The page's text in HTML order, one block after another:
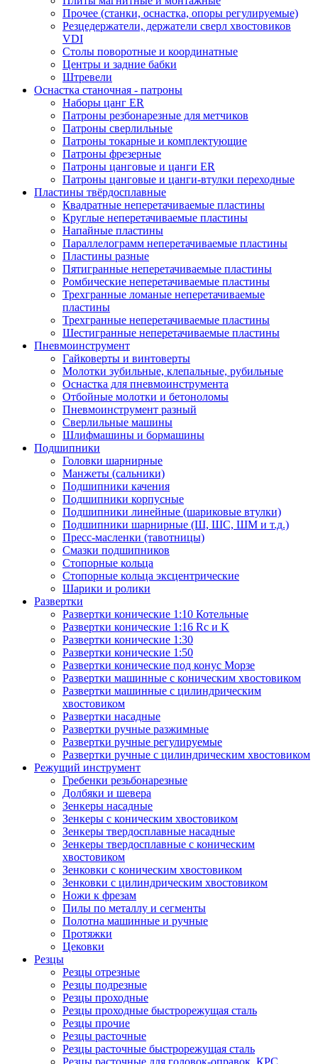
Прочее (станки, оснастка, опоры регулируемые)
Резцедержатели, держатели сверл хвостовиков
VDI
Столы поворотные и координатные
Центры и задние бабки
Штревели
Оснастка станочная - патроны
Наборы цанг ER
Патроны резбонарезные для метчиков
Патроны сверлильные
Патроны токарные и комплектующие
Патроны фрезерные
Патроны цанговые и цанги ER
Патроны цанговые и цанги-втулки переходные
Пластины твёрдосплавные
Квадратные неперетачиваемые пластины
Круглые неперетачиваемые пластины
Напайные пластины
Параллелограмм неперетачиваемые пластины
Пластины разные
Пятигранные неперетачиваемые пластины
Ромбические неперетачиваемые пластины
Трехгранные ломаные неперетачиваемые
пластины
Трехгранные неперетачиваемые пластины
Шестигранные неперетачиваемые пластины
Пневмоинструмент
Гайковерты и винтоверты
Молотки зубильные, клепальные, рубильные
Оснастка для пневмоинструмента
Отбойные молотки и бетоноломы
Пневмоинструмент разный
Сверлильные машины
Шлифмашины и бормашины
Подшипники
Головки шарнирные
Манжеты (сальники)
Подшипники качения
Подшипники корпусные
Подшипники линейные (шариковые втулки)
Подшипники шарнирные (Ш, ШС, ШМ и т.д.)
Пресс-масленки (тавотницы)
Смазки подшипников
Стопорные кольца
Стопорные кольца эксцентрические
Шарики и ролики
Развертки
Развертки конические 1:10 Котельные
Развертки конические 1:16 Rc и K
Развертки конические 1:30
Развертки конические 1:50
Развертки конические под конус Морзе
Развертки машинные с коническим хвостовиком
Развертки машинные с цилиндрическим
хвостовиком
Развертки насадные
Развертки ручные разжимные
Развертки ручные регулируемые
Развертки ручные с цилиндрическим хвостовиком
Режущий инструмент
Гребенки резьбонарезные
Долбяки и шевера
Зенкеры насадные
Зенкеры с коническим хвостовиком
Зенкеры твердосплавные насадные
Зенкеры твердосплавные с коническим
хвостовиком
Зенковки с коническим хвостовиком
Зенковки с цилиндрическим хвостовиком
Ножи к фрезам
Пилы по металлу и сегменты
Полотна машинные и ручные
Протяжки
Цековки
Резцы
Резцы отрезные
Резцы подрезные
Резцы проходные
Резцы проходные быстрорежущая сталь
Резцы прочие
Резцы расточные
Резцы расточные быстрорежущая сталь
Резцы расточные для головок-оправок, КРС